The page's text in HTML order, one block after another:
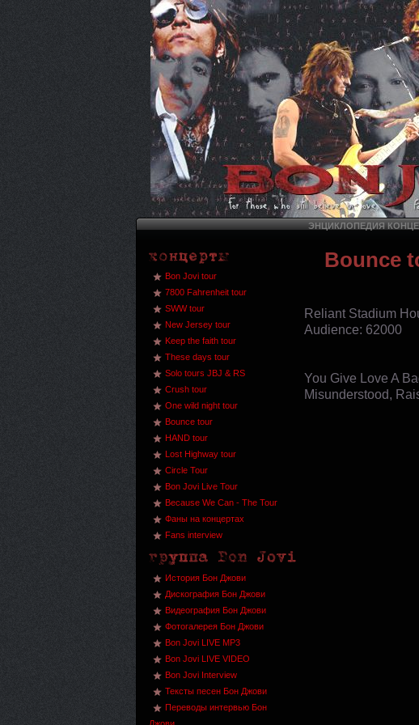
ЭНЦИКЛОПЕДИЯ
Bon Jovi tour
7800 Fahrenheit tour
SWW tour
New Jersey tour
Keep the faith tour
These days tour
Solo tours JBJ & RS
Crush tour
One wild night tour
Bounce tour
HAND tour
Lost Highway tour
Circle Tour
Bon Jovi Live Tour
Because We Can - The Tour
Фаны на концертах
Fans interview
История Бон Джови
Дискография Бон Джови
Видеография Бон Джови
Фотогалерея Бон Джови
Bon Jovi LIVE MP3
Bon Jovi LIVE VIDEO
Bon Jovi Interview
Тексты песен Бон Джови
Переводы интервью Бон
Bounce
Reliant Stadium
Audience: 62000
You Give Love A
Misunderstood,